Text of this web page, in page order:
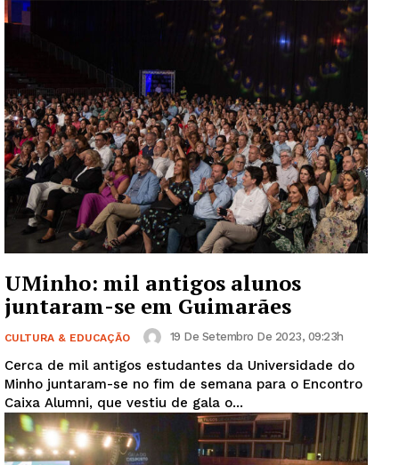
UMinho: mil antigos alunos
juntaram-se em Guimarães
CULTURA & EDUCAÇÃO 19 De Setembro De 2023, 09:23h
Cerca de mil antigos estudantes da Universidade do
Minho juntaram-se no fim de semana para o Encontro
Caixa Alumni, que vestiu de gala o...